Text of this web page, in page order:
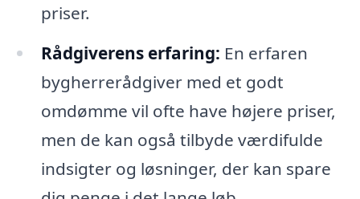
priser.
Rådgiverens erfaring: En erfaren
bygherrerådgiver med et godt
omdømme vil ofte have højere priser,
men de kan også tilbyde værdifulde
indsigter og løsninger, der kan spare